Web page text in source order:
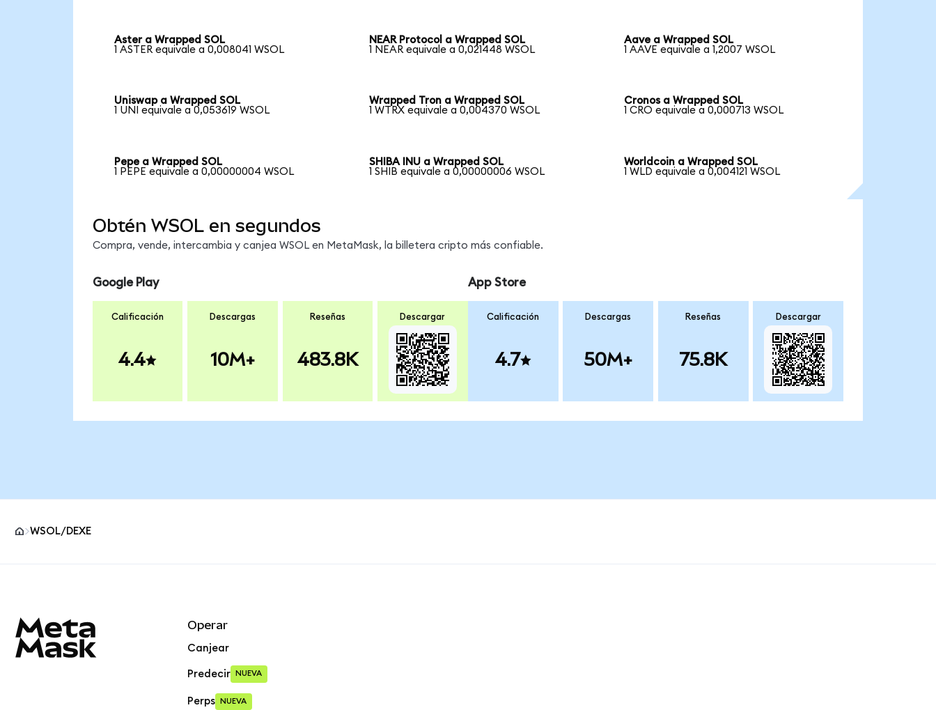
Aster a Wrapped SOL
1 ASTER equivale a 0,008041 WSOL
NEAR Protocol a Wrapped SOL
1 NEAR equivale a 0,021448 WSOL
Aave a Wrapped SOL
1 AAVE equivale a 1,2007 WSOL
Uniswap a Wrapped SOL
1 UNI equivale a 0,053619 WSOL
Wrapped Tron a Wrapped SOL
1 WTRX equivale a 0,004370 WSOL
Cronos a Wrapped SOL
1 CRO equivale a 0,000713 WSOL
Pepe a Wrapped SOL
1 PEPE equivale a 0,00000004 WSOL
SHIBA INU a Wrapped SOL
1 SHIB equivale a 0,00000006 WSOL
Worldcoin a Wrapped SOL
1 WLD equivale a 0,004121 WSOL
Obtén WSOL en segundos
Compra, vende, intercambia y canjea WSOL en MetaMask, la billetera cripto más confiable.
Google Play
Calificación
4.4
Descargas
10M+
Reseñas
483.8K
Descargar
App Store
Calificación
4.7
Descargas
50M+
Reseñas
75.8K
Descargar
WSOL/DEXE
Operar
Canjear
Predecir NUEVA
Perps NUEVA